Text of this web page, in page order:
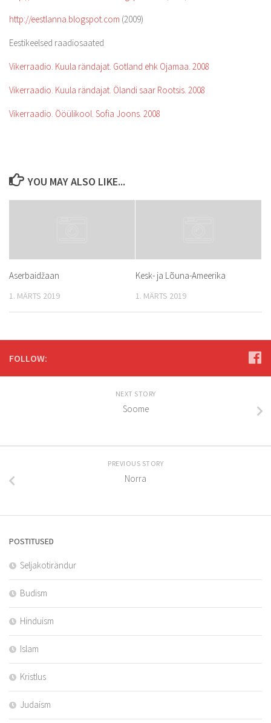
http://eestlanna.blogspot.com (2009)
Eestikeelsed raadiosaated
Vikerraadio. Kuula rändajat. Gotland ehk Ojamaa. 2008
Vikerraadio. Kuula rändajat. Ölandi saar Rootsis. 2008
Vikerraadio. Ööülikool. Sofia Joons. 2008
YOU MAY ALSO LIKE...
Aserbaidžaan
1. MÄRTS 2019
Kesk- ja Lõuna-Ameerika
1. MÄRTS 2019
FOLLOW:
NEXT STORY
Soome
PREVIOUS STORY
Norra
POSTITUSED
Seljakotirändur
Budism
Hinduism
Islam
Kristlus
Judaism